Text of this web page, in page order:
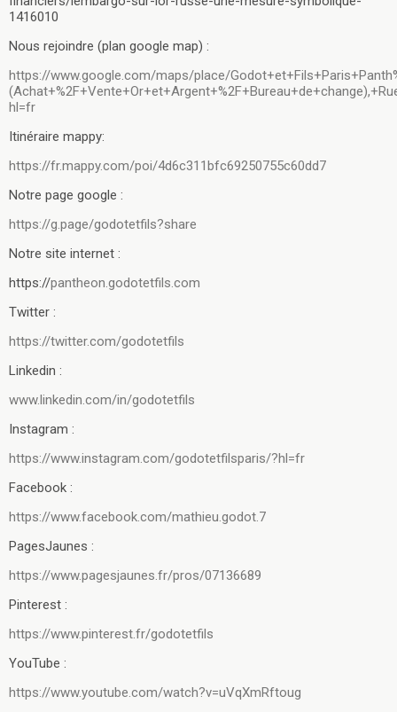
1416010
Nous rejoindre (plan google map) :
https://www.google.com/maps/place/
hl=fr
Itinéraire mappy:
https://fr.mappy.com/poi/4d6c311bfc69250755c60dd7
Notre page google :
https://g.page/godotetfils?share
Notre site internet :
https://pantheon.godotetfils.com
Twitter :
https://twitter.com/godotetfils
Linkedin :
www.linkedin.com/in/godotetfils
Instagram :
https://www.instagram.com/godotetfilsparis/?hl=fr
Facebook :
https://www.facebook.com/mathieu.godot.7
PagesJaunes :
https://www.pagesjaunes.fr/pros/07136689
Pinterest :
https://www.pinterest.fr/godotetfils
YouTube :
https://www.youtube.com/watch?v=uVqXmRftoug